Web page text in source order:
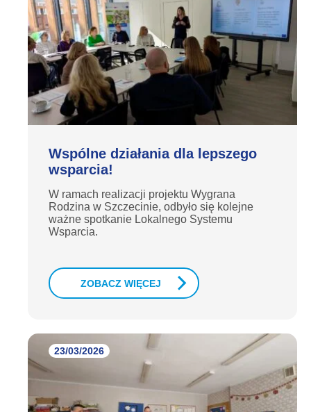
Wspólne działania dla lepszego
wsparcia!
W ramach realizacji projektu Wygrana
Rodzina w Szczecinie, odbyło się kolejne
ważne spotkanie Lokalnego Systemu
Wsparcia.
ZOBACZ WIĘCEJ
23/03/2026